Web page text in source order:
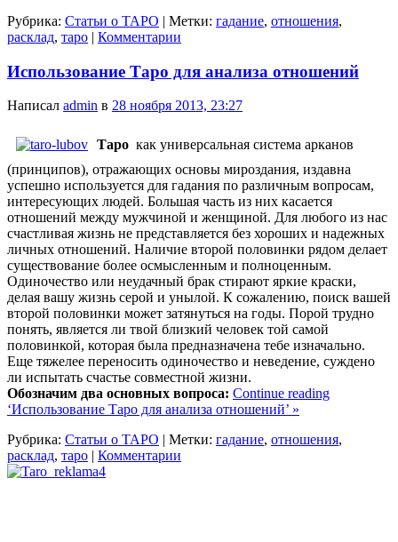
Рубрика: Статьи о ТАРО | Метки: гадание, отношения,
расклад, таро | Комментарии
Использование Таро для анализа отношений
Написал admin в 28 ноября 2013, 23:27
Таро как универсальная система арканов
(принципов), отражающих основы мироздания, издавна
успешно используется для гадания по различным вопросам,
интересующих людей. Большая часть из них касается
отношений между мужчиной и женщиной. Для любого из нас
счастливая жизнь не представляется без хороших и надежных
личных отношений. Наличие второй половинки рядом делает
существование более осмысленным и полноценным.
Одиночество или неудачный брак стирают яркие краски,
делая вашу жизнь серой и унылой. К сожалению, поиск вашей
второй половинки может затянуться на годы. Порой трудно
понять, является ли твой близкий человек той самой
половинкой, которая была предназначена тебе изначально.
Еще тяжелее переносить одиночество и неведение, суждено
ли испытать счастье совместной жизни.
Обозначим два основных вопроса: Continue reading
‘Использование Таро для анализа отношений’ »
Рубрика: Статьи о ТАРО Метки: гадание, отношения,
расклад, таро Комментарии